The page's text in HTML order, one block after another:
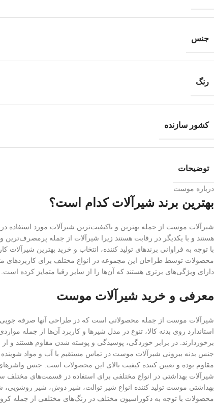
جنس
رنگ
کشور سازنده
توضیحات
درباره موست
بهترین برند شیرآلات کدام است؟
شیرآلات موست از جمله بهترین و باکیفیت‌ترین شیرآلات مورد
هستند و با یکدیگر در رقابت هستند زیرا شیرآلات از جمله
با توجه به فراوانی برندهای تولید کننده، انتخاب و خرید بهترین
محصولات توسط طراحان این مجموعه در انواع مختلف برای کاربردهای
دارای ویژگی‌های برتری هستند که آن‌ها را از سایر رقبا متمایز کرده
معرفی و خرید شیرآلات موست
شیرآلات موست از جمله محصولاتی است که در طراحی آنها صرفه جویی
استاندارد روی بدنه کالا، تنوع در مدل شیرها و کاربرد آن‌ها از جمله
برخوردارند. در برابر خوردگی، پوسیدگی و پوسته شدن مقاوم
جنس بدنه بیرونی شیرآلات موست در تماس مستقیم با آب و مواد
مقاوم بوده و تعیین کننده کیفیت بالای این محصولات است. جنس
شیرآلات بهداشتی در انواع مختلفی برای استفاده در قسمت‌های
بهداشتی موست تولید کننده انواع شیر توالت، شیر دوش، شیر روشویی،
محصولات با توجه به دکوراسیون مختلف در رنگ‌های مختلفی از جمله